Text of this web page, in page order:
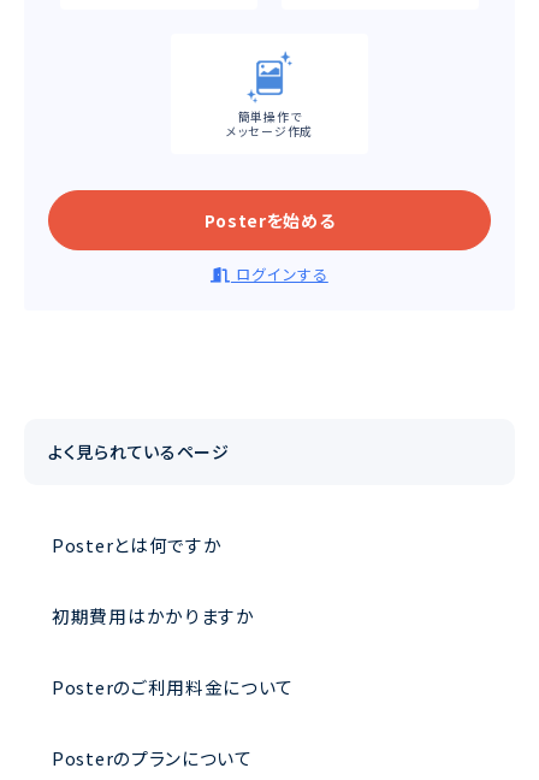
よく見られているページ
Posterとは何ですか
初期費用はかかりますか
Posterのご利用料金について
Posterのプランについて
簡単操作で
メッセージ作成
Posterを始める
ログインする